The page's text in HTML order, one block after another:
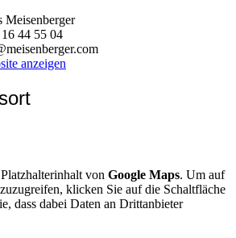
44 55 04
anzeigen
von Google Maps. Um auf
klicken Sie auf die Schaltfläche
dass dabei Daten an Drittanbieter